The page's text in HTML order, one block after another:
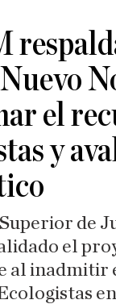
el
y
de
el
al inadmitir